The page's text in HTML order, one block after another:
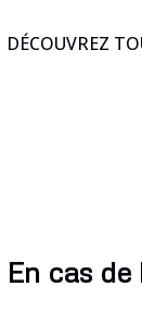
DÉCOUVREZ
En cas